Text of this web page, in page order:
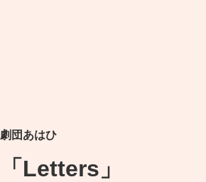
劇団あはひ
「Letters」